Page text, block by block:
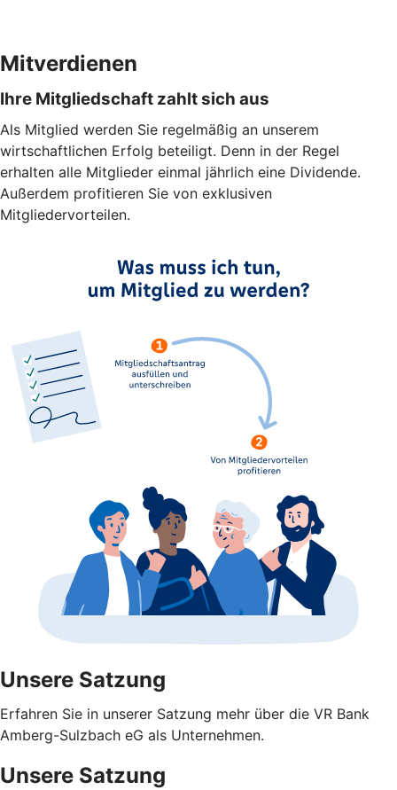
Mitverdienen
Ihre Mitgliedschaft zahlt sich aus
Als Mitglied werden Sie regelmäßig an unserem
wirtschaftlichen Erfolg beteiligt. Denn in der Regel
erhalten alle Mitglieder einmal jährlich eine Dividende.
Außerdem profitieren Sie von exklusiven
Mitgliedervorteilen.
Unsere Satzung
Erfahren Sie in unserer Satzung mehr über die VR Bank
Amberg-Sulzbach eG als Unternehmen.
Unsere Satzung